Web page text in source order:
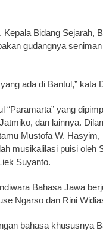
Bidang Sejarah,
gudangnya
ada di Bantul,” kata
yang
dan lainnya.
Mustofa W.
musikalilasi puisi oleh
Suyanto.
Bahasa Jawa
Ngarso dan Rini
bahasa khususnya